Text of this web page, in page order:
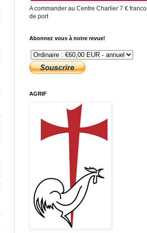
A commander au Centre Charlier 7 € franco
de port
Abonnez vous à notre revue!
AGRIF